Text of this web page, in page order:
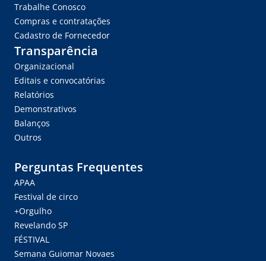
Trabalhe Conosco
Compras e contratações
Cadastro de Fornecedor
Transparência
Organizacional
Editais e convocatórias
Relatórios
Demonstrativos
Balanços
Outros
Perguntas Frequentes
APAA
Festival de circo
+Orgulho
Revelando SP
FÉSTIVAL
Semana Guiomar Novaes